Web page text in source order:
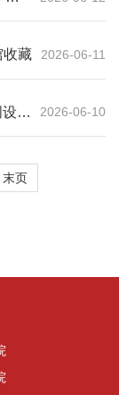
收藏 2026-06-11
计
2026-06-10
末页